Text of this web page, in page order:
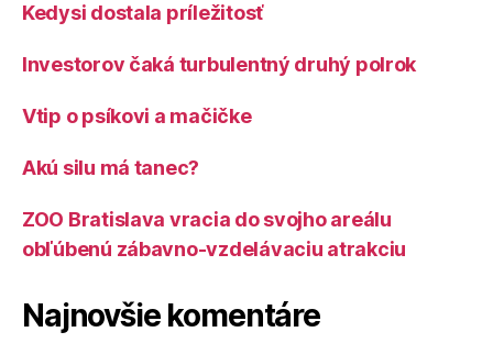
Kedysi dostala príležitosť
Investorov čaká turbulentný druhý polrok
Vtip o psíkovi a mačičke
Akú silu má tanec?
ZOO Bratislava vracia do svojho areálu
obľúbenú zábavno-vzdelávaciu atrakciu
Najnovšie komentáre